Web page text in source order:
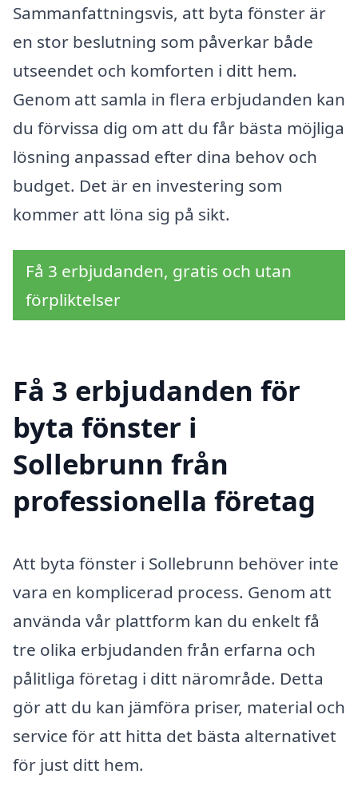
Sammanfattningsvis, att byta fönster är
en stor beslutning som påverkar både
utseendet och komforten i ditt hem.
Genom att samla in flera erbjudanden kan
du förvissa dig om att du får bästa möjliga
lösning anpassad efter dina behov och
budget. Det är en investering som
kommer att löna sig på sikt.
Få 3 erbjudanden, gratis och utan
förpliktelser
Få 3 erbjudanden för
byta fönster i
Sollebrunn från
professionella företag
Att byta fönster i Sollebrunn behöver inte
vara en komplicerad process. Genom att
använda vår plattform kan du enkelt få
tre olika erbjudanden från erfarna och
pålitliga företag i ditt närområde. Detta
gör att du kan jämföra priser, material och
service för att hitta det bästa alternativet
för just ditt hem.